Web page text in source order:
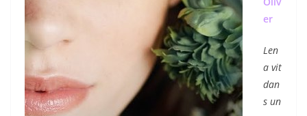
er
Len
a vit
dan
s un